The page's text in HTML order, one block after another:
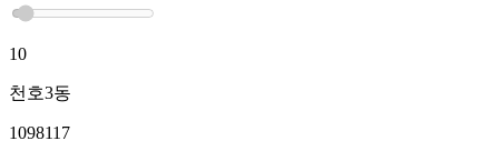
10
천호3동
1098117